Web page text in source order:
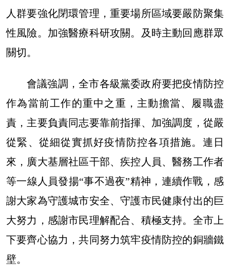
人群要強化閉環管理，重要場所區域要嚴防聚集
性風險。加強醫療科研攻關。及時主動回應群眾
關切。
會議強調，全市各級黨委政府要把疫情防控
作為當前工作的重中之重，主動擔當、履職盡
責，主要負責同志要靠前指揮、加強調度，從嚴
從緊、從細從實抓好疫情防控各項措施。連日
來，廣大基層社區干部、疾控人員、醫務工作者
等一線人員發揚“事不過夜”精神，連續作戰，感
謝大家為守護城市安全、守護市民健康付出的巨
大努力，感謝市民理解配合、積極支持。全市上
下要齊心協力，共同努力筑牢疫情防控的銅牆鐵
壁。